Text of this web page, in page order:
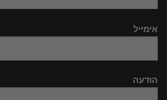
אימייל
הודעה